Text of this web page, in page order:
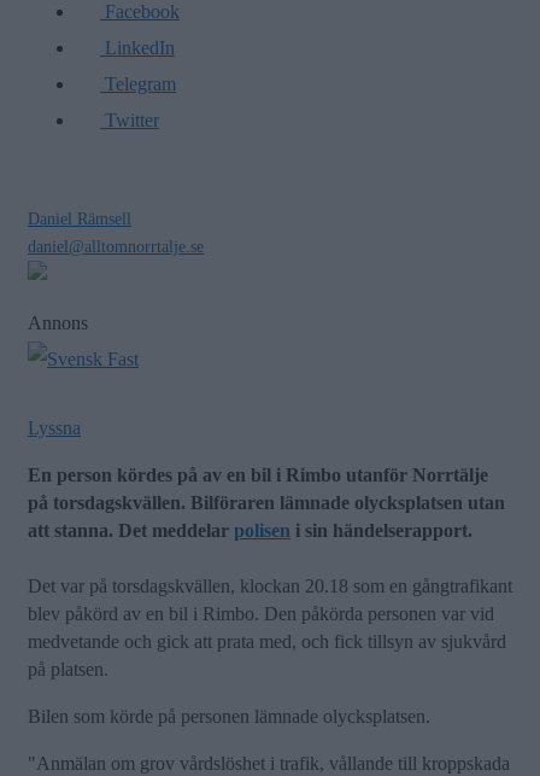
Facebook
LinkedIn
Telegram
Twitter
Daniel Rämsell
daniel@alltomnorrtalje.se
Annons
Lyssna
En person kördes på av en bil i Rimbo utanför Norrtälje
på torsdagskvällen. Bilföraren lämnade olycksplatsen utan
att stanna. Det meddelar polisen i sin händelserapport.
Det var på torsdagskvällen, klockan 20.18 som en gångtrafikant
blev påkörd av en bil i Rimbo. Den påkörda personen var vid
medvetande och gick att prata med, och fick tillsyn av sjukvård
på platsen.
Bilen som körde på personen lämnade olycksplatsen.
"Anmälan om grov vårdslöshet i trafik, vållande till kroppskada